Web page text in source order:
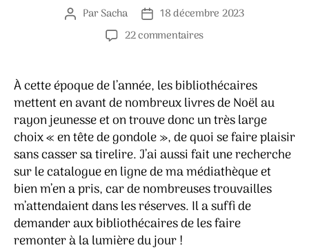
Auteur
ParSacha
Date
de
l’article
18 décembre 2023
22 commentairessur
de
Noël
À cette époque de l’année, les bibliothécaires
mettent en avant de nombreux livres de Noël au
rayon jeunesse et on trouve donc un très large
choix « en tête de gondole », de quoi se faire plaisir
sans casser sa tirelire. J’ai aussi fait une recherche
sur le catalogue en ligne de ma médiathèque et
bien m’en a pris, car de nombreuses trouvailles
m’attendaient dans les réserves. Il a suffi de
demander aux bibliothécaires de les faire
remonter à la lumière du jour !